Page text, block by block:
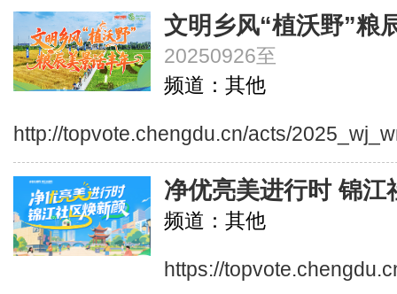
文明乡风“植沃野”粮
20250926至
频道：其他
http://topvote.chengdu.cn/acts/
净优亮美进行时 锦江
频道：其他
https://